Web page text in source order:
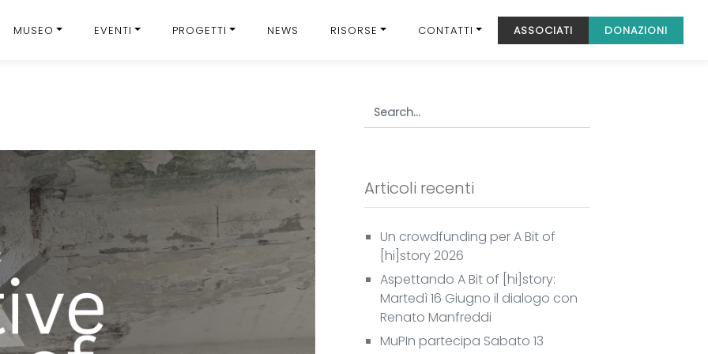
MUSEO EVENTI PROGETTI NEWS RISORSE CONTATTI ASSOCIATI DONAZIONI
Articoli recenti
Un crowdfunding per A Bit of
[hi]story 2026
Aspettando A Bit of [hi]story:
Martedì 16 Giugno il dialogo con
Renato Manfreddi
MuPIn partecipa Sabato 13